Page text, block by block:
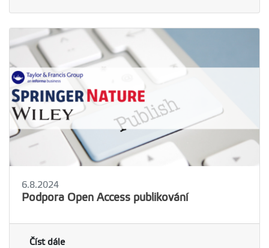
6.8.2024
Podpora Open Access publikování
Číst dále